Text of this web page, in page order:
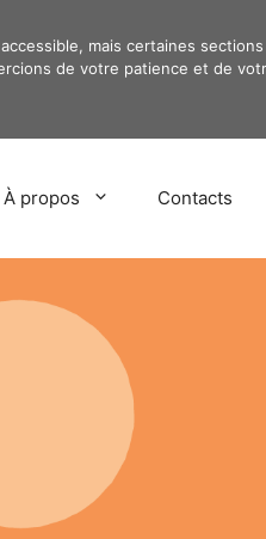
mais certaines
de votre patience et de
À propos Contacts